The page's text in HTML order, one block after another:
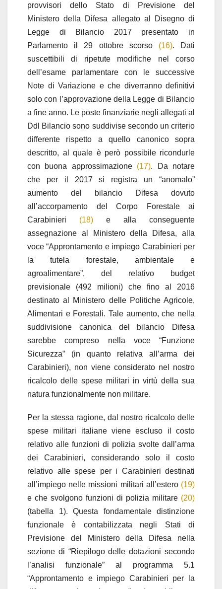
provvisori dello Stato di Previsione del
Ministero della Difesa allegato al Disegno di
Legge di Bilancio 2017 presentato in
Parlamento il 29 ottobre scorso (16). Dati
suscettibili di ripetute modifiche nel corso
dell’esame parlamentare con le successive
Note di Variazione e che diverranno definitivi
solo con l’approvazione della Legge di Bilancio
a fine anno. Le poste finanziarie negli allegati al
Ddl Bilancio sono suddivise secondo un criterio
differente rispetto a quello canonico sopra
descritto, al quale è però possibile ricondurle
con buona approssimazione (17). Da notare
che per il 2017 si registra un “anomalo”
aumento del bilancio Difesa dovuto
all’accorpamento del Corpo Forestale ai
Carabinieri (18) e alla conseguente
assegnazione al Ministero della Difesa, alla
voce “Approntamento e impiego Carabinieri per
la tutela forestale, ambientale e
agroalimentare”, del relativo budget
previsionale (492 milioni) che fino al 2016
destinato al Ministero delle Politiche Agricole,
Alimentari e Forestali. Tale aumento, che nella
suddivisione canonica del bilancio Difesa
sarebbe compreso nella voce “Funzione
Sicurezza” (in quanto relativa all’arma dei
Carabinieri), non viene considerato nel nostro
ricalcolo delle spese militari in virtù della sua
natura funzionalmente non militare.
Per la stessa ragione, dal nostro ricalcolo delle
spese militari italiane viene escluso il costo
relativo alle funzioni di polizia svolte dall’arma
dei Carabinieri, considerando solo il costo
relativo alle spese per i Carabinieri destinati
all’impiego nelle missioni militari all’estero (19)
e che svolgono funzioni di polizia militare (20)
(tabella 1). Questa fondamentale distinzione
funzionale è contabilizzata negli Stati di
Previsione del Ministero della Difesa nella
sezione di “Riepilogo delle dotazioni secondo
l’analisi funzionale” al programma 5.1
“Approntamento e impiego Carabinieri per la